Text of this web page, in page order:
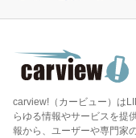
carview!（カービュー）は
らゆる情報やサービスを提
報から、ユーザーや専門家